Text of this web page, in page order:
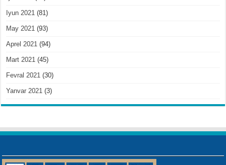
Iyun 2021 (81)
May 2021 (93)
Aprel 2021 (94)
Mart 2021 (45)
Fevral 2021 (30)
Yanvar 2021 (3)